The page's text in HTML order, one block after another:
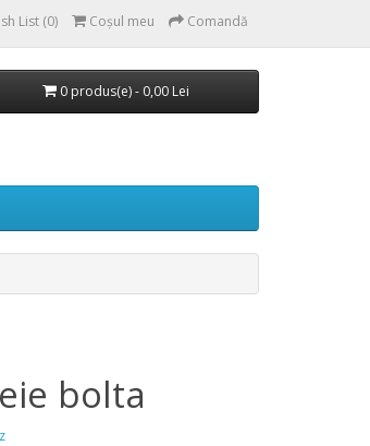
List (0) Coşul meu Comandă
0 produs(e) - 0,00 Lei
bolta